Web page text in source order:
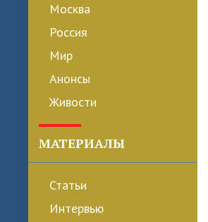
Москва
Россия
Мир
Анонсы
Живости
МАТЕРИАЛЫ
Статьи
Интервью